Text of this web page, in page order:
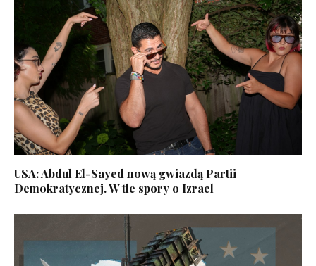
USA: Abdul El-Sayed nową gwiazdą Partii
Demokratycznej. W tle spory o Izrael